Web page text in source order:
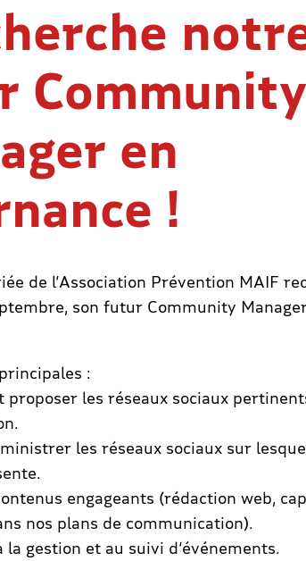
Community
en
!
de l’Association Prévention MAIF
son futur Community
:
les réseaux sociaux
les réseaux sociaux sur
engageants (rédaction web,
nos plans de communication).
gestion et au suivi d’événements.